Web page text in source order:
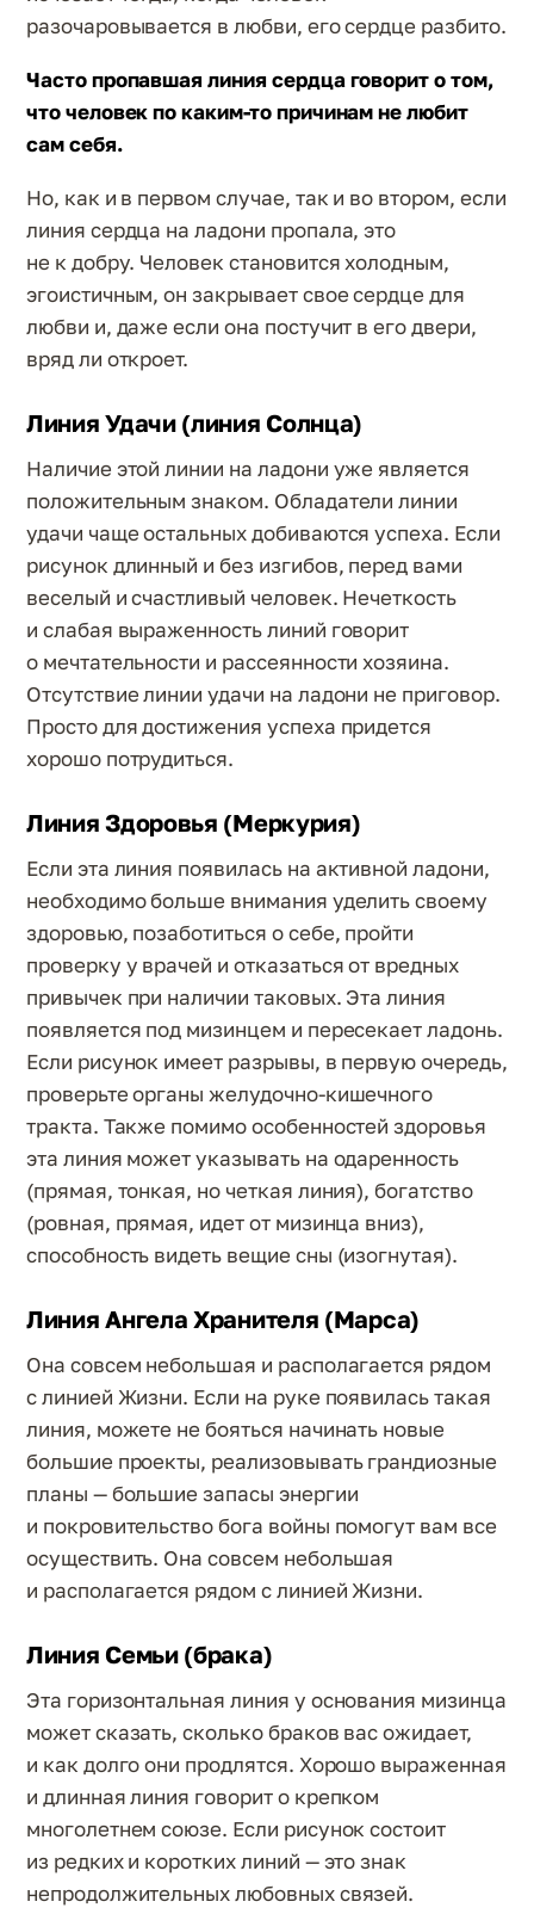
разочаровывается в любви, его сердце разбито.
Часто пропавшая линия сердца говорит о том,
что человек по каким-то причинам не любит
сам себя.
Но, как и в первом случае, так и во втором, если
линия сердца на ладони пропала, это
не к добру. Человек становится холодным,
эгоистичным, он закрывает свое сердце для
любви и, даже если она постучит в его двери,
вряд ли откроет.
Линия Удачи (линия Солнца)
Наличие этой линии на ладони уже является
положительным знаком. Обладатели линии
удачи чаще остальных добиваются успеха. Если
рисунок длинный и без изгибов, перед вами
веселый и счастливый человек. Нечеткость
и слабая выраженность линий говорит
о мечтательности и рассеянности хозяина.
Отсутствие линии удачи на ладони не приговор.
Просто для достижения успеха придется
хорошо потрудиться.
Линия Здоровья (Меркурия)
Если эта линия появилась на активной ладони,
необходимо больше внимания уделить своему
здоровью, позаботиться о себе, пройти
проверку у врачей и отказаться от вредных
привычек при наличии таковых. Эта линия
появляется под мизинцем и пересекает ладонь.
Если рисунок имеет разрывы, в первую очередь,
проверьте органы желудочно-кишечного
тракта. Также помимо особенностей здоровья
эта линия может указывать на одаренность
(прямая, тонкая, но четкая линия), богатство
(ровная, прямая, идет от мизинца вниз),
способность видеть вещие сны (изогнутая).
Линия Ангела Хранителя (Марса)
Она совсем небольшая и располагается рядом
с линией Жизни. Если на руке появилась такая
линия, можете не бояться начинать новые
большие проекты, реализовывать грандиозные
планы — большие запасы энергии
и покровительство бога войны помогут вам все
осуществить. Она совсем небольшая
и располагается рядом с линией Жизни.
Линия Семьи (брака)
Эта горизонтальная линия у основания мизинца
может сказать, сколько браков вас ожидает,
и как долго они продлятся. Хорошо выраженная
и длинная линия говорит о крепком
многолетнем союзе. Если рисунок состоит
из редких и коротких линий — это знак
непродолжительных любовных связей.